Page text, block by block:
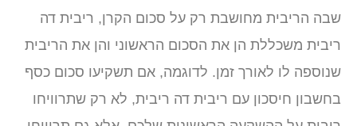
הריבית מחושבת רק על סכום הקרן, ריבית דה
משכללת הן את הסכום הראשוני והן את הריבית
לו לאורך זמן. לדוגמה, אם תשקיעו סכום כסף
חיסכון עם ריבית דה ריבית, לא רק שתרוויחו